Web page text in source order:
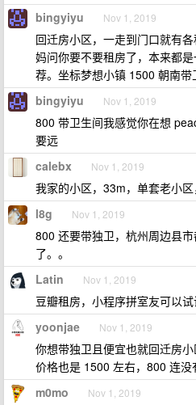
bingyiyu Nov 1, 2019
回迁房小区，一走到门口就有
妈问你要不要租房了，本来都
荐。坐标梦想小镇 1500 朝南带
bingyiyu Nov 1, 2019
800 带卫生间我感觉你在想
要远
calebx Nov 1, 2019
我家的小区，33m，单套老小
l8g Nov 1, 2019
800 还要带独卫，杭州周边县
了。。
Latin Nov 1, 2019
豆瓣租房，小程序拼室友可以
yoonjae Nov 1, 2019
你想带独卫且便宜也就回迁房
价格也是 1500 左右，800 连没
m0mo Nov 1, 2019